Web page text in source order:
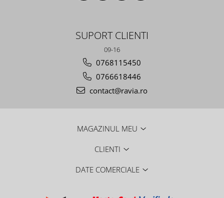
SUPORT CLIENTI
09-16
0768115450
0766618446
contact@ravia.ro
MAGAZINUL MEU
CLIENTI
DATE COMERCIALE